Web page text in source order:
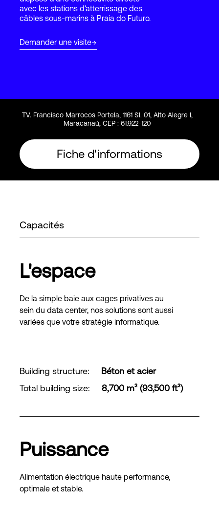
avec les stations d'atterrissage des
câbles sous-marins à Praia do Futuro.
Demander une visite
TV. Francisco Marrocos Portela, 1161 Sl. 01, Alto Alegre I,
Maracanaú, CEP : 61.922-120
Fiche d'informations
Capacités
L'espace
De la simple baie aux cages privatives au
sein du data center, nos solutions sont aussi
variées que votre stratégie informatique.
Building structure:
Béton et acier
Total building size: 8,700 m² (93,500 ft²)
Puissance
Alimentation électrique haute performance,
optimale et stable.